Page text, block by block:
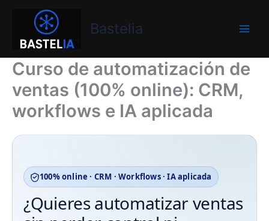
contenido
Bastelia
Bastelia
Curso de automatización de
ventas (100% online): CRM,
workflows e IA aplicada
100% online · CRM · Workflows · IA aplicada
¿Quieres automatizar ventas